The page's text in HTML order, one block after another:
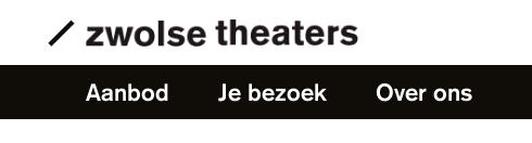
Aanbod Je bezoek Over ons